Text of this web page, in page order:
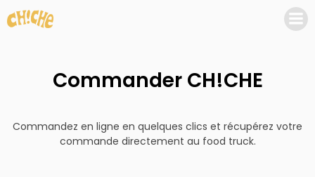
Commander CH!CHE
Commandez en ligne en quelques clics et récupérez votre
commande directement au food truck.